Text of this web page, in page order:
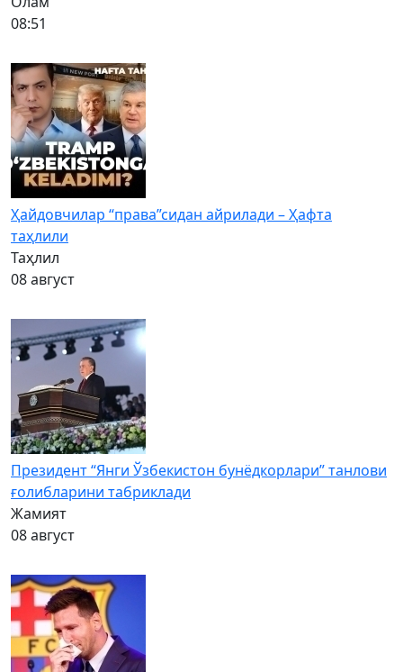
08:51
Ҳайдовчилар “права”сидан айрилади – Ҳафта
таҳлили
Таҳлил
08 август
Президент “Янги Ўзбекистон бунёдкорлари” танлови
ғолибларини табриклади
Жамият
08 август